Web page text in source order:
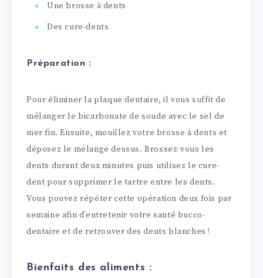
Une brosse à dents
Des cure-dents
Préparation :
Pour éliminer la plaque dentaire, il vous suffit de
mélanger le bicarbonate de soude avec le sel de
mer fin. Ensuite, mouillez votre brosse à dents et
déposez le mélange dessus. Brossez-vous les
dents durant deux minutes puis utilisez le cure-
dent pour supprimer le tartre entre les dents.
Vous pouvez répéter cette opération deux fois par
semaine afin d’entretenir votre santé bucco-
dentaire et de retrouver des dents blanches !
Bienfaits des aliments :